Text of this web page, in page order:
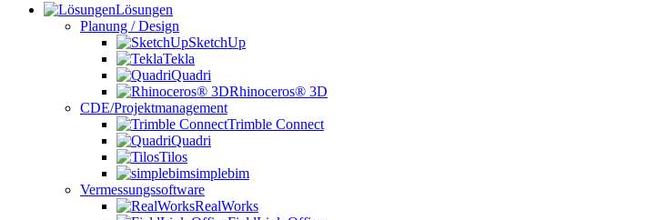
Lösungen
Planung / Design
SketchUp
Tekla
Quadri
Rhinoceros® 3D
CDE/Projektmanagement
Trimble Connect
Quadri
Tilos
simplebim
Vermessungssoftware
RealWorks